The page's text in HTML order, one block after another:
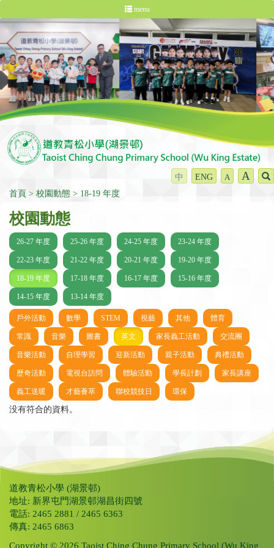
menu
中 ENG A A
首頁 校園動態 18-19 年度
校園動態
26-27 年度 25-26 年度 24-25 年度 23-24 年度
22-23 年度 21-22 年度 20-21 年度 19-20 年度
18-19 年度 17-18 年度 16-17 年度 15-16 年度
14-15 年度 13-14 年度
戶外活動 數學 STEM 視藝 其他 體育
常識 音樂 圖書 英文 家長義工活動 交流團
音樂活動 自理學習 迎新活動 親子活動 典禮活動
歷奇活動 電視台訪問 體驗活動 學長計劃 家長講座
義工送暖 才藝薈萃 聯校競技日 環保
没有符合的資料。
道教青松小學 (湖景邨)
地址: 新界屯門湖景邨湖昌街四號
電話: 2465 2881 / 2465 6363
傳真: 2465 6863
Copyright © 2026 Taoist Ching Chung Primary School (Wu King